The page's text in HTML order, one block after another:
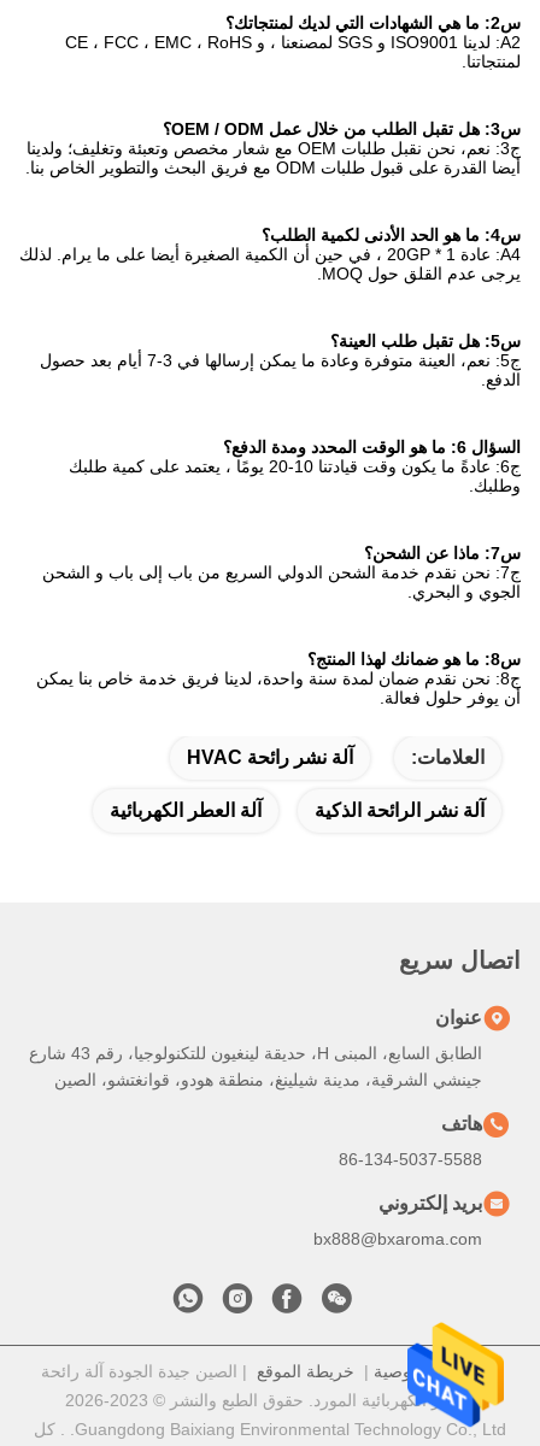
س2: ما هي الشهادات التي لديك لمنتجاتك؟
A2: لدينا ISO9001 و SGS لمصنعنا ، و CE ، FCC ، EMC ، RoHS
لمنتجاتنا.
س3: هل تقبل الطلب من خلال عمل OEM / ODM؟
ج3: نعم، نحن نقبل طلبات OEM مع شعار مخصص وتعبئة وتغليف؛ ولدينا
أيضا القدرة على قبول طلبات ODM مع فريق البحث والتطوير الخاص بنا.
س4: ما هو الحد الأدنى لكمية الطلب؟
A4: عادة 1 * 20GP ، في حين أن الكمية الصغيرة أيضا على ما يرام. لذلك
يرجى عدم القلق حول MOQ.
س5: هل تقبل طلب العينة؟
ج5: نعم، العينة متوفرة وعادة ما يمكن إرسالها في 3-7 أيام بعد حصول
الدفع.
السؤال 6: ما هو الوقت المحدد ومدة الدفع؟
ج6: عادةً ما يكون وقت قيادتنا 10-20 يومًا ، يعتمد على كمية طلبك
وطلبك.
س7: ماذا عن الشحن؟
ج7: نحن نقدم خدمة الشحن الدولي السريع من باب إلى باب و الشحن
الجوي و البحري.
س8: ما هو ضمانك لهذا المنتج؟
ج8: نحن نقدم ضمان لمدة سنة واحدة، لدينا فريق خدمة خاص بنا يمكن
أن يوفر حلول فعالة.
العلامات: آلة نشر رائحة HVAC
آلة نشر الرائحة الذكية آلة العطر الكهربائية
اتصال سريع
عنوان
الطابق السابع، المبنى H، حديقة لينغيون للتكنولوجيا، رقم 43 شارع
جينشي الشرقية، مدينة شيلينغ، منطقة هودو، قوانغتشو، الصين
هاتف
86-134-5037-5588
بريد إلكتروني
bx888@bxaroma.com
سياسة الخصوصية | خريطة الموقع | الصين جيدة الجودة آلة رائحة
الناشر الكهربائية المورد. حقوق الطبع والنشر © 2023-2026
Guangdong Baixiang Environmental Technology Co., Ltd. . كل